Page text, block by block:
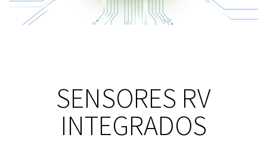
SENSORES RV
INTEGRADOS